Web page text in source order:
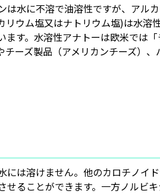
水に不溶で油溶性ですが、アル
ウム塩又はナトリウム塩)は水溶
す。水溶性アナトーは欧米では
ーズ製品（アメリカンチーズ）
は溶けません。他のカロチノイ
ることができます。一方ノルビ